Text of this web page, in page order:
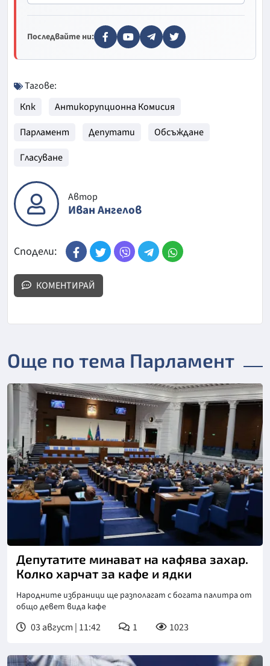
Последвайте ни:
Тагове:
Кпк
Антикорупционна Комисия
Парламент
Депутати
Обсъждане
Гласуване
Автор
Иван Ангелов
Сподели:
КОМЕНТИРАЙ
Още по тема Парламент
Снимка: БТА
Депутатите минават на кафява захар.
Колко харчат за кафе и ядки
Народните избраници ще разполагат с богата палитра от
общо девет вида кафе
03 август | 11:42 1 1023